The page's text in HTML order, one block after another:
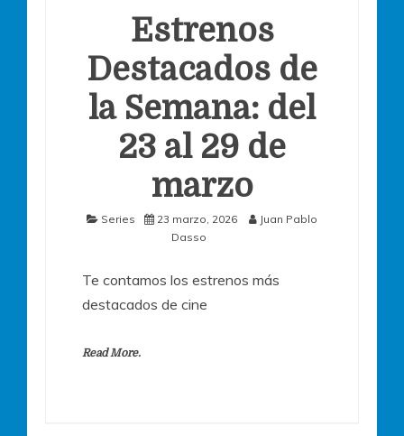
Estrenos
Destacados de
la Semana: del
23 al 29 de
marzo
Series 23 marzo, 2026
Juan Pablo
Dasso
Te contamos los estrenos más
destacados de cine
Read More.